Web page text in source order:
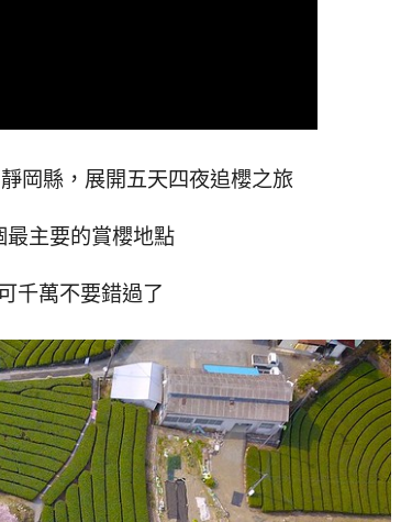
岡縣，展開五天四夜追櫻之旅
主要的賞櫻地點
千萬不要錯過了